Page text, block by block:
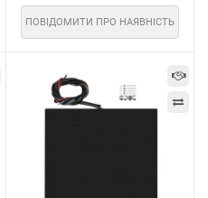
ПОВІДОМИТИ ПРО НАЯВНІСТЬ